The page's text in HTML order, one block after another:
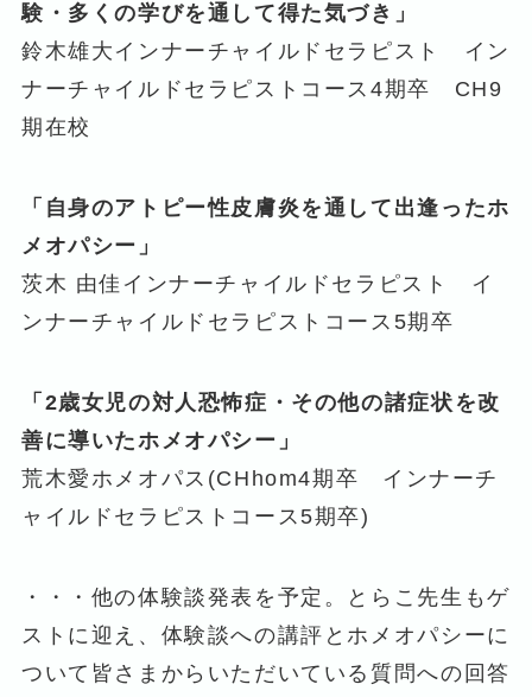
験・多くの学びを通して得た気づき」
鈴木雄大インナーチャイルドセラピスト イン
ナーチャイルドセラピストコース4期卒 CH9
期在校
「自身のアトピー性皮膚炎を通して出逢ったホ
メオパシー」
茨木 由佳インナーチャイルドセラピスト イ
ンナーチャイルドセラピストコース5期卒
「2歳女児の対人恐怖症・その他の諸症状を改
善に導いたホメオパシー」
荒木愛ホメオパス(CHhom4期卒 インナーチ
ャイルドセラピストコース5期卒)
・・・他の体験談発表を予定。とらこ先生もゲ
ストに迎え、体験談への講評とホメオパシーに
ついて皆さまからいただいている質問への回答